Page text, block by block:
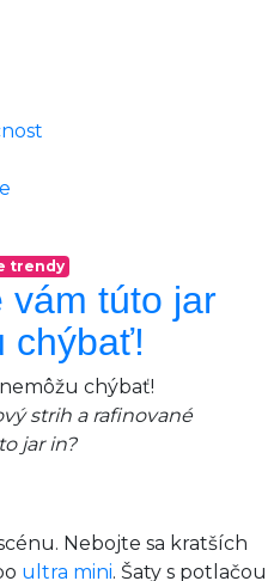
trendy
vám túto jar
chýbať!
strih a rafinované
jar in?
Nebojte sa kratších
ultra mini. Šaty s potlačou